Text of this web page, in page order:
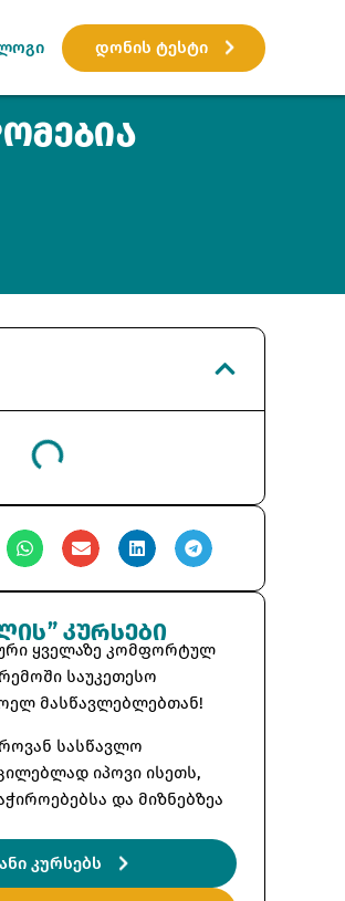
დონის ტესტი
ᲙᲣᲠᲡᲔᲑᲘ
ყველაზე კომფორტულ
საუკეთესო
მასწავლებლებთან!
სასწავლო
იპოვი ისეთს,
და მიზნებზეა
კურსებს